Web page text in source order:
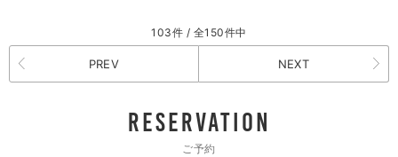
103件 / 全150件中
PREV NEXT
RESERVATION
ご予約